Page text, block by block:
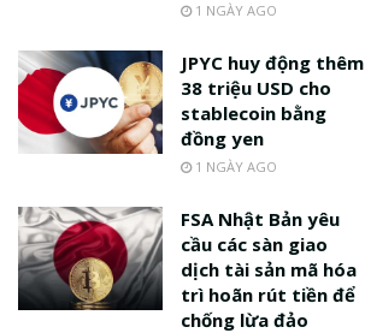
1 NGÀY AGO
JPYC huy động thêm
38 triệu USD cho
stablecoin bằng
đồng yen
1 NGÀY AGO
FSA Nhật Bản yêu
cầu các sàn giao
dịch tài sản mã hóa
trì hoãn rút tiền để
chống lừa đảo